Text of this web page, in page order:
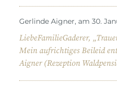
Gerlinde Aigner, am 30.
LiebeFamilieGaderer,
Mein aufrichtiges Beileid
Aigner (Rezeption